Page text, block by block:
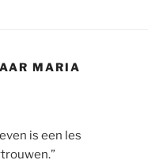
MARIA
is een les